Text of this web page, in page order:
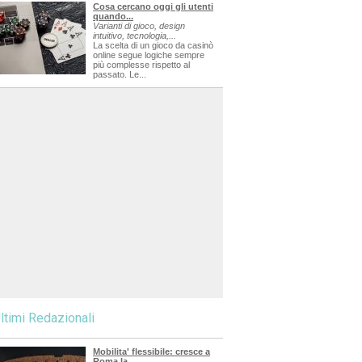
Cosa cercano oggi gli utenti
quando...
Varianti di gioco, design
intuitivo, tecnologia,...
La scelta di un gioco da casinò
online segue logiche sempre
più complesse rispetto al
passato. Le...
Redazionali
Mobilita' flessibile: cresce a